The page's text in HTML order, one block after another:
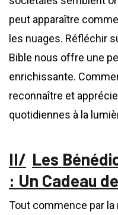
peut apparaître
les nuages. Réfléchir
Bible nous offre une
enrichissante.
reconnaître et
quotidiennes à la
Les
: Un Cadeau
Tout commence par